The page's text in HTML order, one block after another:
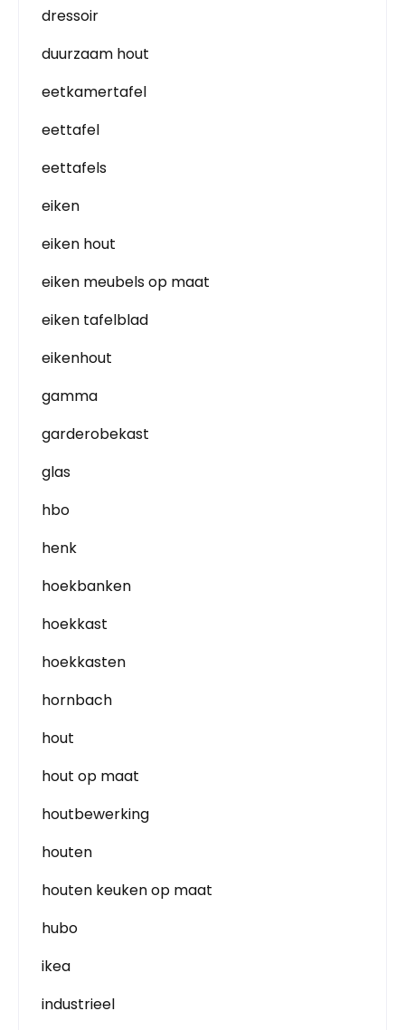
dressoir
duurzaam hout
eetkamertafel
eettafel
eettafels
eiken
eiken hout
eiken meubels op maat
eiken tafelblad
eikenhout
gamma
garderobekast
glas
hbo
henk
hoekbanken
hoekkast
hoekkasten
hornbach
hout
hout op maat
houtbewerking
houten
houten keuken op maat
hubo
ikea
industrieel